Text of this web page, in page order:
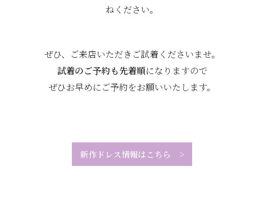
ねください。
ぜひ、ご来店いただきご試着くださいませ。
試着のご予約も先着順になりますので
ぜひお早めにご予約をお願いいたします。
新作ドレス情報はこちら >